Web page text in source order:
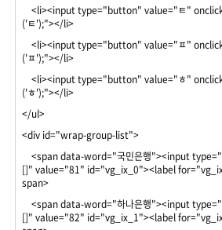
<li><input type="button" value="ㅌ"
('ㅌ');"></li>
<li><input type="button" value="ㅍ"
('ㅍ');"></li>
<li><input type="button" value="ㅎ"
('ㅎ');"></li>
</ul>
<div id="wrap-group-list">
<span data-word="국민은행"><input
[]" value="81" id="vg_ix_0"><label
span>
<span data-word="하나은행"><input
[]" value="82" id="vg_ix_1"><label